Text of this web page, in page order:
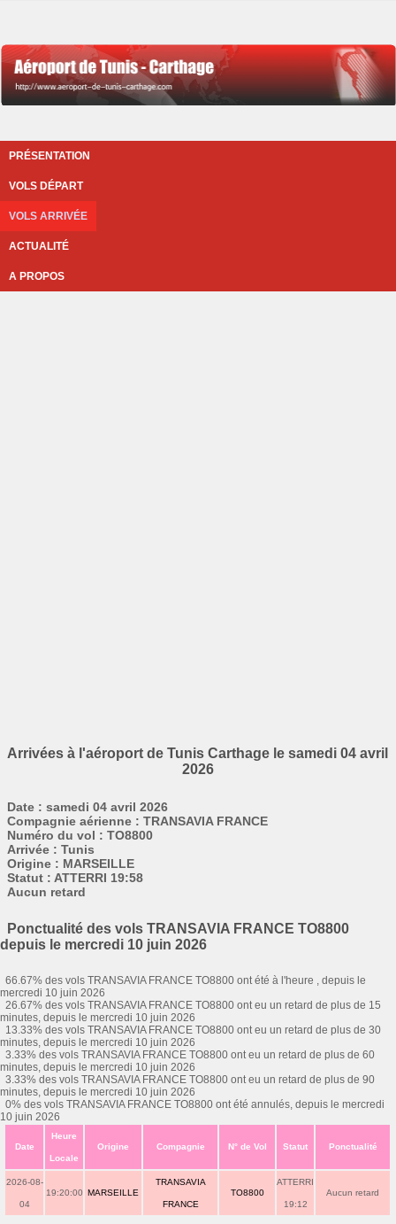
PRÉSENTATION
VOLS DÉPART
VOLS ARRIVÉE
ACTUALITÉ
A PROPOS
Arrivées à l'aéroport de Tunis Carthage le samedi 04 avril
2026
Date : samedi 04 avril 2026
Compagnie aérienne : TRANSAVIA FRANCE
Numéro du vol : TO8800
Arrivée : Tunis
Origine : MARSEILLE
Statut : ATTERRI 19:58
Aucun retard
Ponctualité des vols TRANSAVIA FRANCE TO8800
depuis le mercredi 10 juin 2026
66.67% des vols TRANSAVIA FRANCE TO8800 ont été à l'heure , depuis le
mercredi 10 juin 2026
26.67% des vols TRANSAVIA FRANCE TO8800 ont eu un retard de plus de 15
minutes, depuis le mercredi 10 juin 2026
13.33% des vols TRANSAVIA FRANCE TO8800 ont eu un retard de plus de 30
minutes, depuis le mercredi 10 juin 2026
3.33% des vols TRANSAVIA FRANCE TO8800 ont eu un retard de plus de 60
minutes, depuis le mercredi 10 juin 2026
3.33% des vols TRANSAVIA FRANCE TO8800 ont eu un retard de plus de 90
minutes, depuis le mercredi 10 juin 2026
0% des vols TRANSAVIA FRANCE TO8800 ont été annulés, depuis le mercredi
10 juin 2026
Date
Heure
Locale
Origine Compagnie N° de Vol Statut Ponctualité
2026-08-
04
19:20:00 MARSEILLE
TRANSAVIA
FRANCE
TO8800
ATTERRI
19:12
Aucun retard